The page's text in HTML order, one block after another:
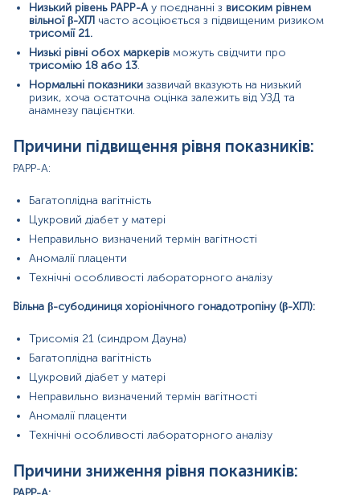
Вільна β-субодиниця хоріонічного гонадотропіну (β-ХГЛ):
Трисомія 18 та 13
Порушення функції плаценти
Прееклампсія або гіпертензивні стани
Куріння або низький ІМТ у матері
Помилки в розрахунку терміну вагітності
Покази до призначення аналізу в окремих напрямках:
Акушерство та гінекологія: вік матері >35 років,
вагітність, ЕКЗ, підозра на плацентарну
дисфункцію.
Генетика: спадкові хромосомні або генетичні
захворювання, потреба уточнити показання до
інвазивної діагностики.
Репродуктологія: вагітність після ДРТ, високий
ризик плацентарних порушень, багатоплідність.
Терапія: скринінг за стандартним протоколом,
раннє виявлення груп ризику.
Що може вплинути на результати
точність аналізу залежить від правильного
визначення гестаційного терміну.
Вага матері та індекс маси тіла — можуть
Прийом медикаментів або харчових добавок, що
Вплив запальних процесів або хронічних
захворювань.
Низький рівень PAPP-Aу поєднанні з високим рівнем
вільної β-ХГЛ часто асоціюється з підвищеним ризиком
трисомії 21.
Низькі рівні обох маркерів можуть свідчити про
трисомію 18 або 13.
Нормальні показники зазвичай вказують на низький
ризик, хоча остаточна оцінка залежить від УЗД та
анамнезу пацієнтки.
Причини підвищення рівня показників:
PAPP-A:
Багатоплідна вагітність
Цукровий діабет у матері
Неправильно визначений термін вагітності
Аномалії плаценти
Технічні особливості лабораторного аналізу
Вільна β-субодиниця хоріонічного гонадотропіну (β-ХГЛ):
Трисомія 21 (синдром Дауна)
Багатоплідна вагітність
Цукровий діабет у матері
Неправильно визначений термін вагітності
Аномалії плаценти
Технічні особливості лабораторного аналізу
Причини зниження рівня показників: